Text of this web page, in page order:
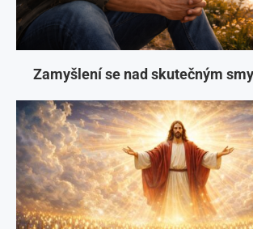
Zamyšlení se nad skutečným